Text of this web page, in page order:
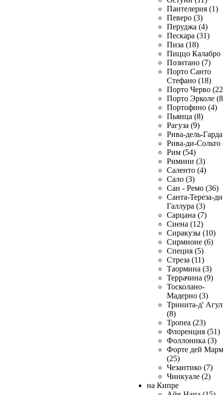
Пантелерия (1)
Певеро (3)
Перуджа (4)
Пескара (31)
Пиза (18)
Пиццо Калабро
Позитано (7)
Порто Санто
Стефано (18)
Порто Черво
Порто Эрколе
Портофино (4)
Пьянца (8)
Рагуза (9)
Рива-дель-
Рива-ди-Сольто
Рим (54)
Римини (3)
Саленто (4)
Сало (3)
Сан - Ремо (36)
Санта-Тереза-
Галлура (3)
Сарцана (7)
Сиена (12)
Сиракузы (10)
Сирмионе (6)
Специя (5)
Стреза (11)
Таормина (3)
Террачина (9)
Тосколано-
Мадерно (3)
Тринита-д'
(8)
Тропеа (23)
Флоренция (51)
Фоллоника (3)
Форте дей
(25)
Чезантико (7)
Чинкуале (2)
на Кипре